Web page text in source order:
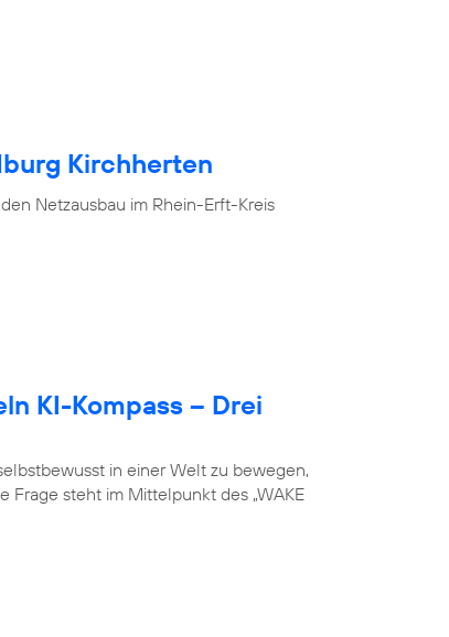
Kirchherten
Netzausbau im Rhein-Erft-Kreis
KI-Kompass – Drei
in einer Welt zu bewegen,
Frage steht im Mittelpunkt des „WAKE